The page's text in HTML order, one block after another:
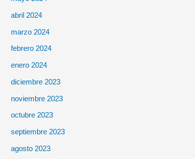
abril 2024
marzo 2024
febrero 2024
enero 2024
diciembre 2023
noviembre 2023
octubre 2023
septiembre 2023
agosto 2023